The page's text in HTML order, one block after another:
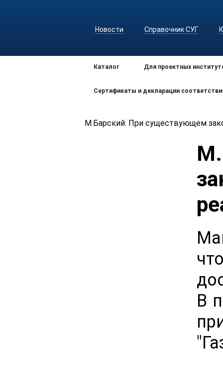
Новости Справочник СУГ
Каталог Для проектных
Сертификаты и декларации
М.Барский: При существующем
В